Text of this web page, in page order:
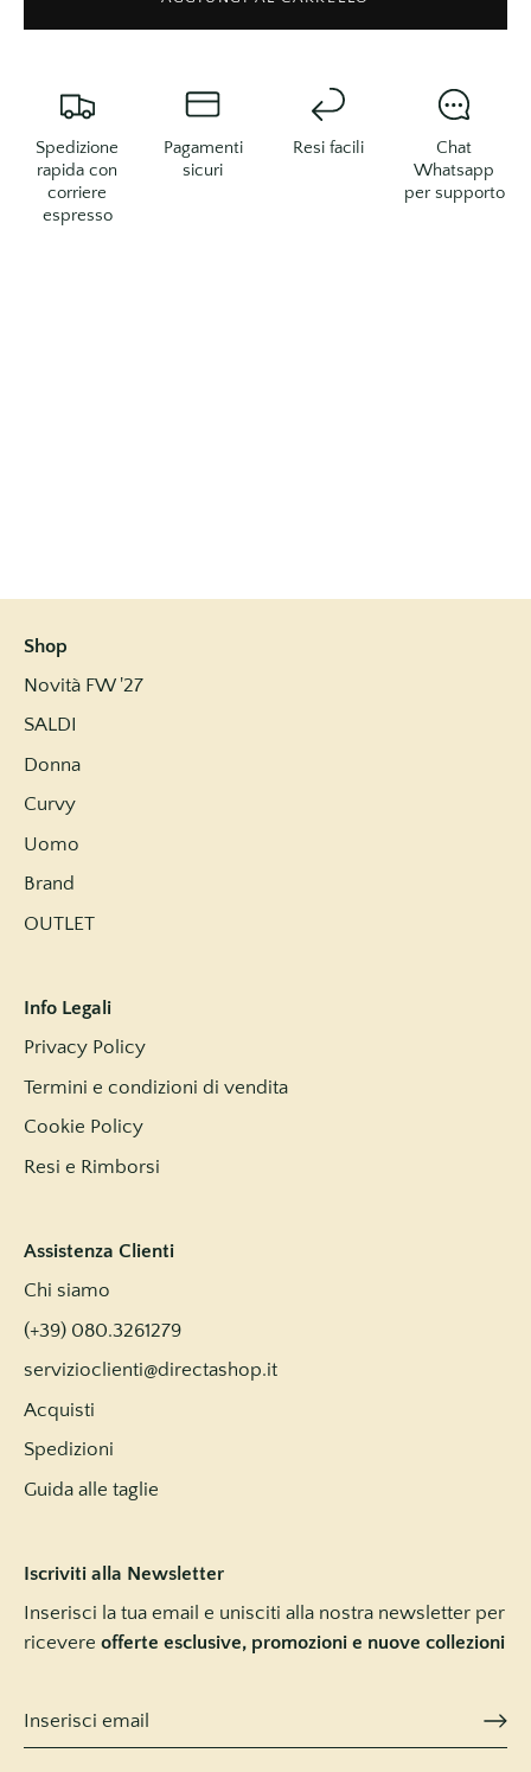
Spedizione
rapida con
corriere
espresso
Pagamenti
sicuri
Resi facili
Chat
Whatsapp
per supporto
Shop
Novità FW '27
SALDI
Donna
Curvy
Uomo
Brand
OUTLET
Info Legali
Privacy Policy
Termini e condizioni di vendita
Cookie Policy
Resi e Rimborsi
Assistenza Clienti
Chi siamo
(+39) 080.3261279
servizioclienti@directashop.it
Acquisti
Spedizioni
Guida alle taglie
Iscriviti alla Newsletter
Inserisci la tua email e unisciti alla nostra newsletter per
ricevere offerte esclusive, promozioni e nuove collezioni